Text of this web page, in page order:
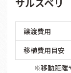
譲渡費用
移植費用目安
※移動距離